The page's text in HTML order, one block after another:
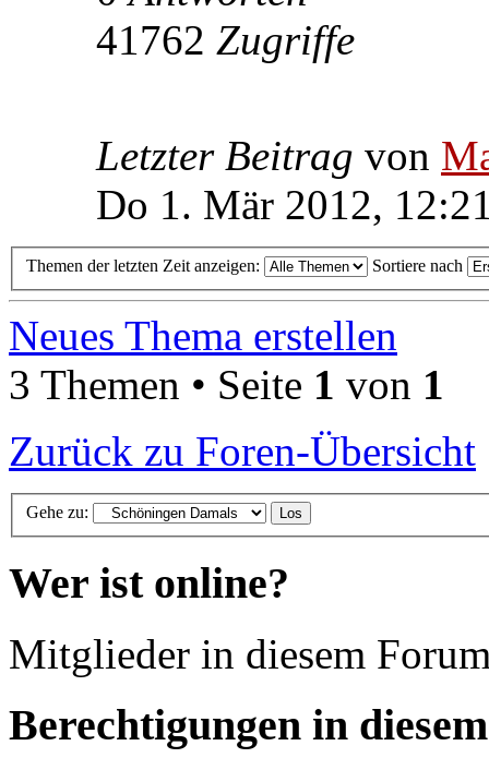
41762 Zugriffe
Letzter Beitrag von
Do 1. Mär 2012,
Themen der letzten Zeit anzeigen: Sortiere nach
Neues Thema erstellen
3 Themen • Seite 1 von 1
Zurück zu Foren-Übersicht
Gehe zu:
Wer ist online?
Mitglieder in diesem
Berechtigungen in